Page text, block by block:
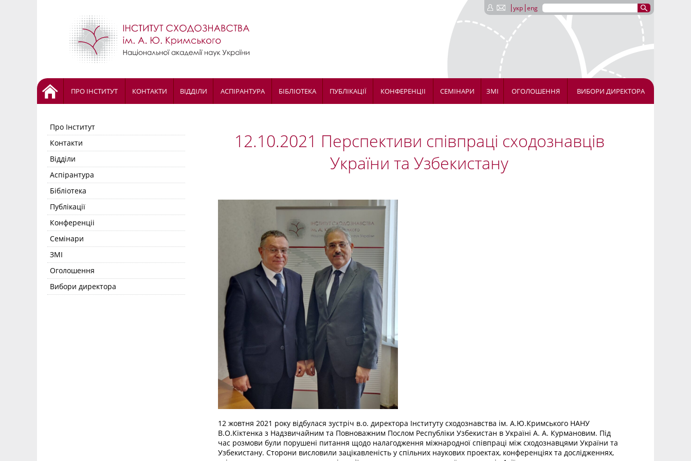
укр eng
ПРО ІНСТИТУТ КОНТАКТИ ВІДДІЛИ АСПІРАНТУРА БІБЛІОТЕКА ПУБЛІКАЦІЇ КОНФЕРЕНЦІІ СЕМІНАРИ ЗМІ ОГОЛОШЕННЯ ВИБОРИ ДИРЕКТОРА
Про Інститут
Контакти
Відділи
Аспірантура
Бібліотека
Публікації
Конференціі
Семінари
ЗМІ
Оголошення
Вибори директора
12.10.2021 Перспективи співпраці сходознавців
України та Узбекистану
12 жовтня 2021 року відбулася зустріч в.о. директора Інституту сходознавства ім. А.Ю.Кримського НАНУ
В.О.Кіктенка з Надзвичайним та Повноважним Послом Республіки Узбекистан в Україні А. А. Курмановим. Під
час розмови були порушені питання щодо налагодження міжнародної співпраці між сходознавцями України та
Узбекистану. Сторони висловили зацікавленість у спільних наукових проектах, конференціях та дослідженнях,